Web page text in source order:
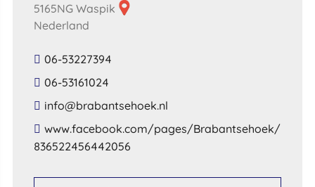
5165NG Waspik
Nederland
06-53227394
06-53161024
​info​@​brabantsehoek​.​nl​
​www​.​facebook​.​com​/​pages​/​Brabantsehoek​/​
836522456442056​